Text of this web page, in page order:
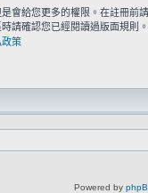
會給您更多的權限。在註冊前
請確認您已經閱讀過版面規則。
政策
Powered by